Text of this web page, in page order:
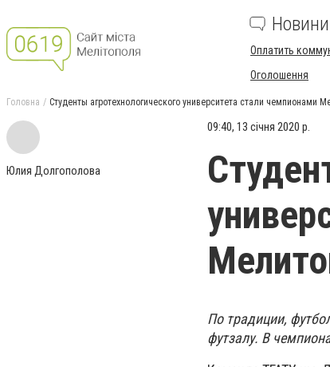
Новини
Оплатить
Оголошення
Головна Студенты агротехнологического университета стали чемпионами
Юлия Долгополова
09:40, 13 січня 2020 р.
По традиции,
футзалу. В